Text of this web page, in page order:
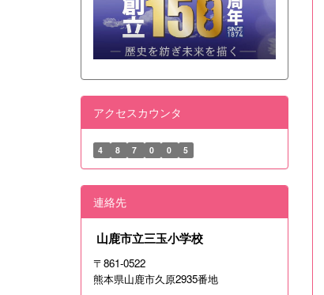
アクセスカウンタ
4 8 7 0 0 5
連絡先
山鹿市立三玉小学校
〒861‐0522
熊本県山鹿市久原2935番地